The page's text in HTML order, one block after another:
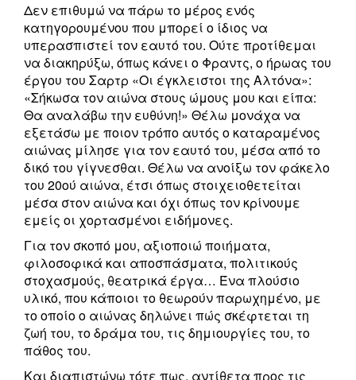
Δεν επιθυμώ να πάρω το μέρος ενός
κατηγορουμένου που μπορεί ο ίδιος να
υπερασπιστεί τον εαυτό του. Ούτε προτίθεμαι
να διακηρύξω, όπως κάνει ο Φραντς, ο ήρωας του
έργου του Σαρτρ «Οι έγκλειστοι της Αλτόνα»:
«Σήκωσα τον αιώνα στους ώμους μου και είπα:
Θα αναλάβω την ευθύνη!» Θέλω μονάχα να
εξετάσω με ποιον τρόπο αυτός ο καταραμένος
αιώνας μίλησε για τον εαυτό του, μέσα από το
δικό του γίγνεσθαι. Θέλω να ανοίξω τον φάκελο
του 20ού αιώνα, έτσι όπως στοιχειοθετείται
μέσα στον αιώνα και όχι όπως τον κρίνουμε
εμείς οι χορτασμένοι ειδήμονες.
Για τον σκοπό μου, αξιοποιώ ποιήματα,
φιλοσοφικά και αποσπάσματα, πολιτικούς
στοχασμούς, θεατρικά έργα… Ένα πλούσιο
υλικό, που κάποιοι το θεωρούν παρωχημένο, με
το οποίο ο αιώνας δηλώνει πώς σκέφτεται τη
ζωή του, το δράμα του, τις δημιουργίες του, το
πάθος του.
Και διαπιστώνω τότε πως, αντίθετα προς τις